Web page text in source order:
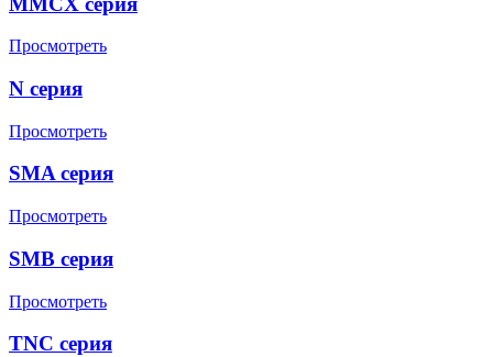
Просмотреть
N серия
Просмотреть
SMA серия
Просмотреть
SMB серия
Просмотреть
TNC серия